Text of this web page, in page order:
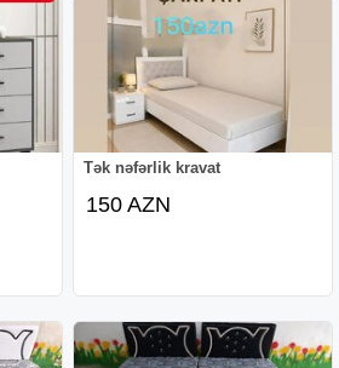
Tək nəfərlik kravat
150 AZN